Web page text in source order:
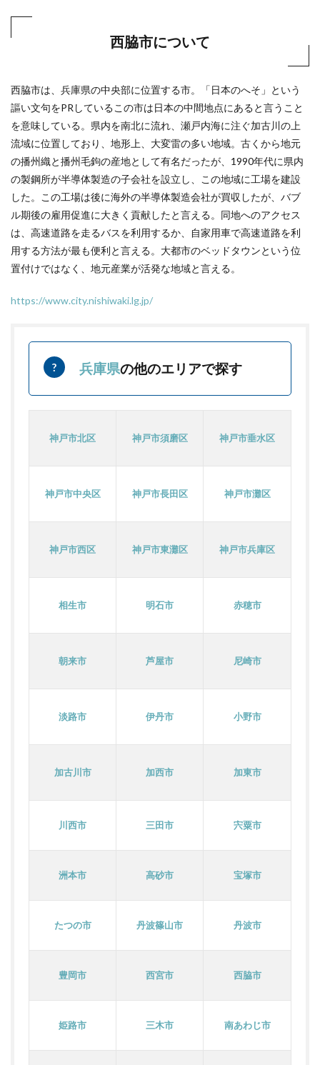
西脇市について
西脇市は、兵庫県の中央部に位置する市。「日本のへそ」という
謳い文句をPRしているこの市は日本の中間地点にあると言うこと
を意味している。県内を南北に流れ、瀬戸内海に注ぐ加古川の上
流域に位置しており、地形上、大変雷の多い地域。古くから地元
の播州織と播州毛鉤の産地として有名だったが、1990年代に県内
の製鋼所が半導体製造の子会社を設立し、この地域に工場を建設
した。この工場は後に海外の半導体製造会社が買収したが、バブ
ル期後の雇用促進に大きく貢献したと言える。同地へのアクセス
は、高速道路を走るバスを利用するか、自家用車で高速道路を利
用する方法が最も便利と言える。大都市のベッドタウンという位
置付けではなく、地元産業が活発な地域と言える。
https://www.city.nishiwaki.lg.jp/
兵庫県の他のエリアで探す
神戸市北区 神戸市須磨区 神戸市垂水区
神戸市中央区 神戸市長田区 神戸市灘区
神戸市西区 神戸市東灘区 神戸市兵庫区
相生市 明石市 赤穂市
朝来市 芦屋市 尼崎市
淡路市 伊丹市 小野市
加古川市 加西市 加東市
川西市 三田市 宍粟市
洲本市 高砂市 宝塚市
たつの市 丹波篠山市 丹波市
豊岡市 西宮市 西脇市
姫路市 三木市 南あわじ市